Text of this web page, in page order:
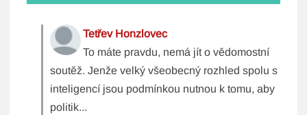
Tetřev Honzlovec
To máte pravdu, nemá jít o vědomostní
soutěž. Jenže velký všeobecný rozhled spolu s
inteligencí jsou podmínkou nutnou k tomu, aby
politik...